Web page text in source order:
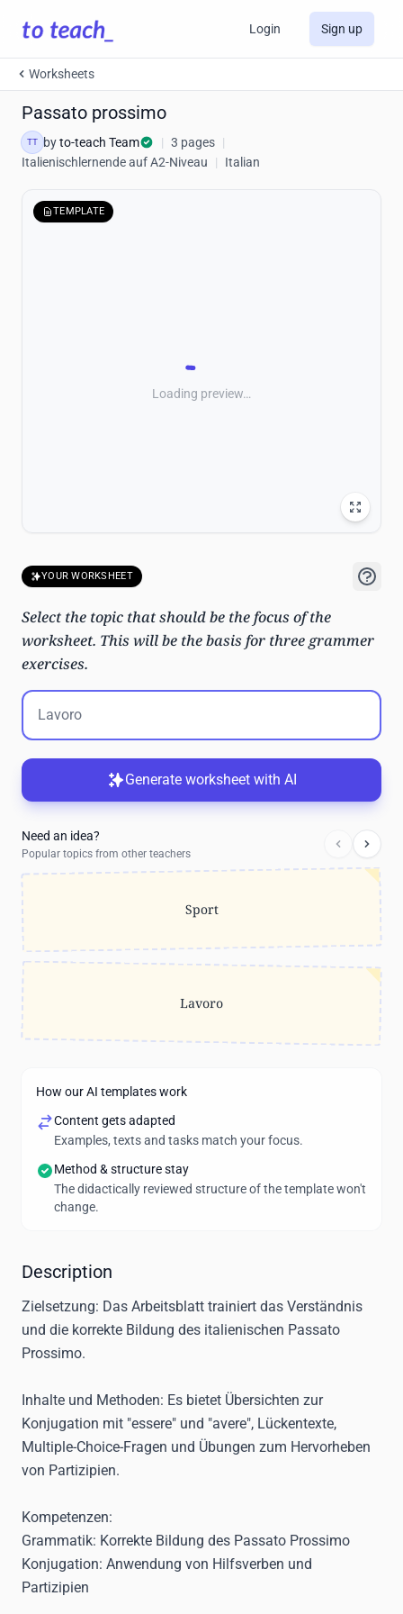
Login Sign up
Worksheets
Passato prossimo
TT byto-teach Team | 3 pages |
Italienischlernende auf A2-Niveau
| Italian
TEMPLATE
Loading preview…
YOUR WORKSHEET
Select the topic that should be the focus of the
worksheet. This will be the basis for three grammer
exercises.
Generate worksheet with AI
Need an idea?
Popular topics from other teachers
Sport
Lavoro
How our AI templates work
Content gets adapted
Examples, texts and tasks match your focus.
Method & structure stay
The didactically reviewed structure of the template won't
change.
Description
Zielsetzung: Das Arbeitsblatt trainiert das Verständnis
und die korrekte Bildung des italienischen Passato
Prossimo.
Inhalte und Methoden: Es bietet Übersichten zur
Konjugation mit "essere" und "avere", Lückentexte,
Multiple-Choice-Fragen und Übungen zum Hervorheben
von Partizipien.
Kompetenzen:
Grammatik: Korrekte Bildung des Passato Prossimo
Konjugation: Anwendung von Hilfsverben und
Partizipien